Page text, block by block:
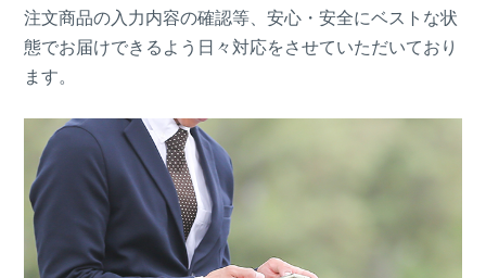
注文商品の入力内容の確認等、安心・安全にベストな状
態でお届けできるよう日々対応をさせていただいており
ます。